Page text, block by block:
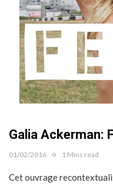
Galia Ackerman:
01/02/2016 1 Mins read
Cet ouvrage